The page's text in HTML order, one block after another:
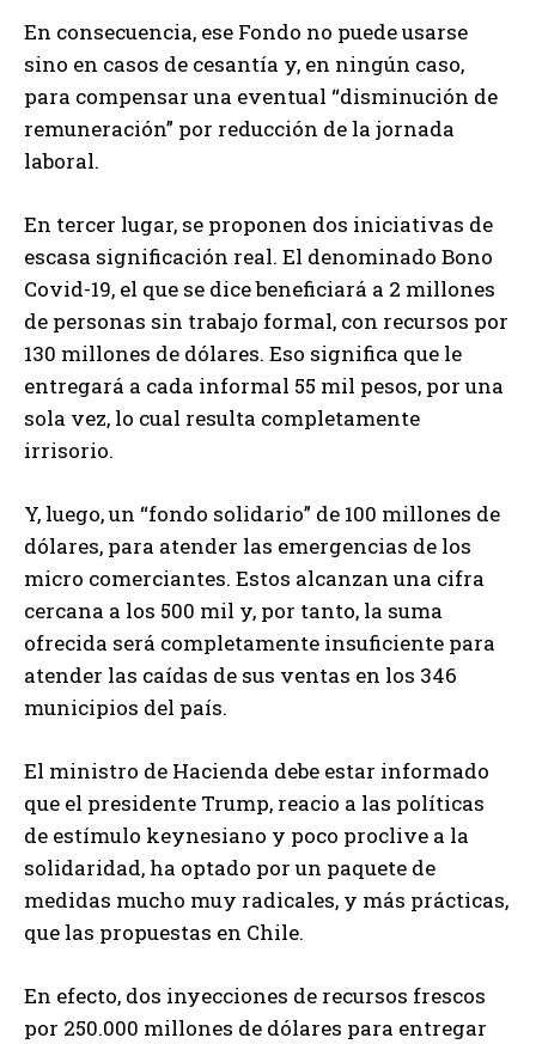
En consecuencia, ese Fondo no puede usarse
sino en casos de cesantía y, en ningún caso,
para compensar una eventual “disminución de
remuneración” por reducción de la jornada
laboral.
En tercer lugar, se proponen dos iniciativas de
escasa significación real. El denominado Bono
Covid-19, el que se dice beneficiará a 2 millones
de personas sin trabajo formal, con recursos por
130 millones de dólares. Eso significa que le
entregará a cada informal 55 mil pesos, por una
sola vez, lo cual resulta completamente
irrisorio.
Y, luego, un “fondo solidario” de 100 millones de
dólares, para atender las emergencias de los
micro comerciantes. Estos alcanzan una cifra
cercana a los 500 mil y, por tanto, la suma
ofrecida será completamente insuficiente para
atender las caídas de sus ventas en los 346
municipios del país.
El ministro de Hacienda debe estar informado
que el presidente Trump, reacio a las políticas
de estímulo keynesiano y poco proclive a la
solidaridad, ha optado por un paquete de
medidas mucho muy radicales, y más prácticas,
que las propuestas en Chile.
En efecto, dos inyecciones de recursos frescos
por 250.000 millones de dólares para entregar